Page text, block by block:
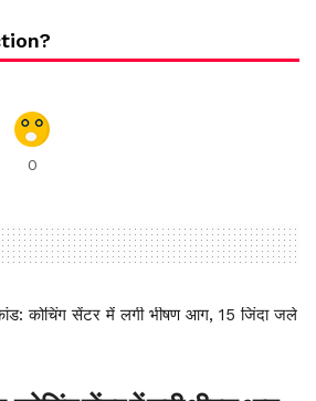
0
कोचिंग सेंटर में लगी भीषण आग, 15 जिंदा जले